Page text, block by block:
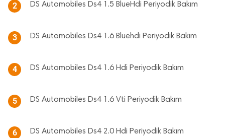
2 DS Automobiles Ds4 1.5 BlueHdi Periyodik Bakım
3 DS Automobiles Ds4 1.6 Bluehdi Periyodik Bakım
4 DS Automobiles Ds4 1.6 Hdi Periyodik Bakım
5 DS Automobiles Ds4 1.6 Vti Periyodik Bakım
6 DS Automobiles Ds4 2.0 Hdi Periyodik Bakım